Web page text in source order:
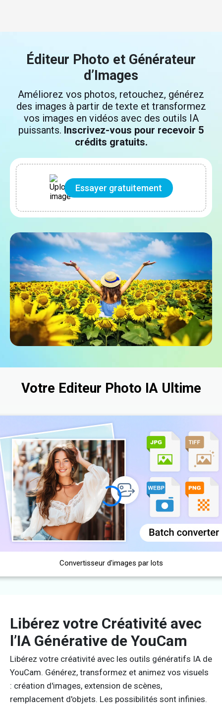
Éditeur Photo et Générateur
d’Images
Améliorez vos photos, retouchez, générez
des images à partir de texte et transformez
vos images en vidéos avec des outils IA
puissants. Inscrivez-vous pour recevoir 5
crédits gratuits.
Essayer gratuitement
Votre Editeur Photo IA Ultime
Convertisseur d'images par lots
Libérez votre Créativité avec
l’IA Générative de YouCam
Libérez votre créativité avec les outils génératifs IA de
YouCam. Générez, transformez et animez vos visuels
: création d'images, extension de scènes,
remplacement d'objets. Les possibilités sont infinies.